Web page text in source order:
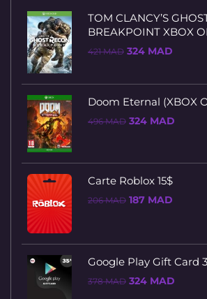
TOM CLANCY’S
BREAKPOINT XBOX
421MAD Le
était :
324 MAD
est :
Doom Eternal (XBOX
496MAD Le
496 MAD.
324 MAD
324
Carte Roblox 15$
206MAD Le
206 MAD.
187 MAD
187
Google Play Gift Card
378MAD Le
324 MAD